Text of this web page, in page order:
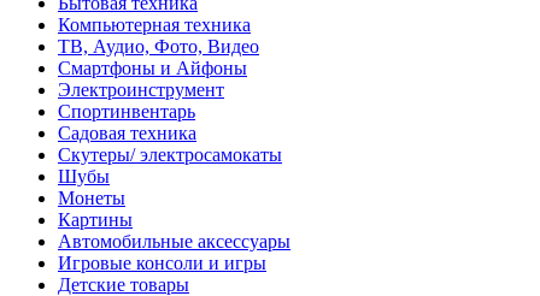
Компьютерная техника
ТВ, Аудио, Фото, Видео
Смартфоны и Айфоны
Электроинструмент
Спортинвентарь
Садовая техника
Скутеры/ электросамокаты
Шубы
Монеты
Картины
Автомобильные аксессуары
Игровые консоли и игры
Детские товары